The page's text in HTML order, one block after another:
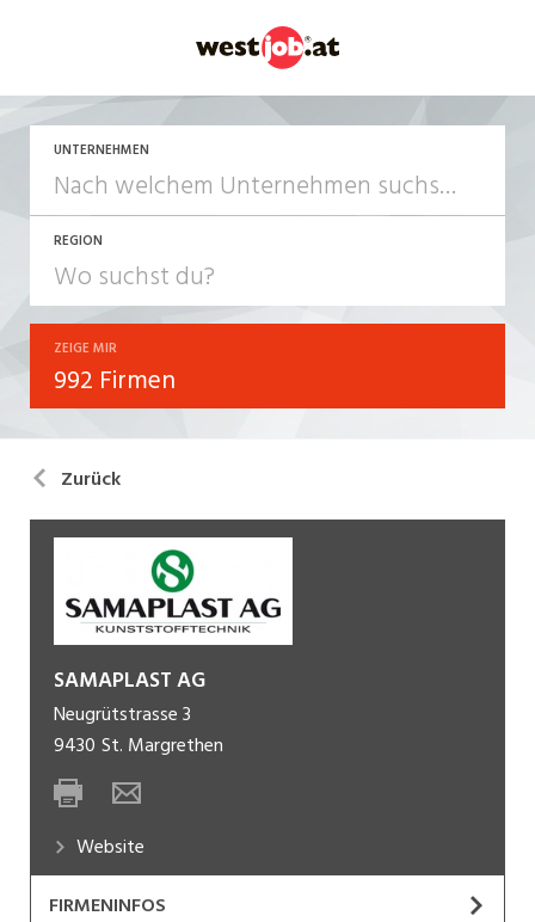
UNTERNEHMEN
REGION
ZEIGE MIR
992 Firmen
Zurück
SAMAPLAST AG
Neugrütstrasse 3
9430 St. Margrethen
Website
FIRMENINFOS